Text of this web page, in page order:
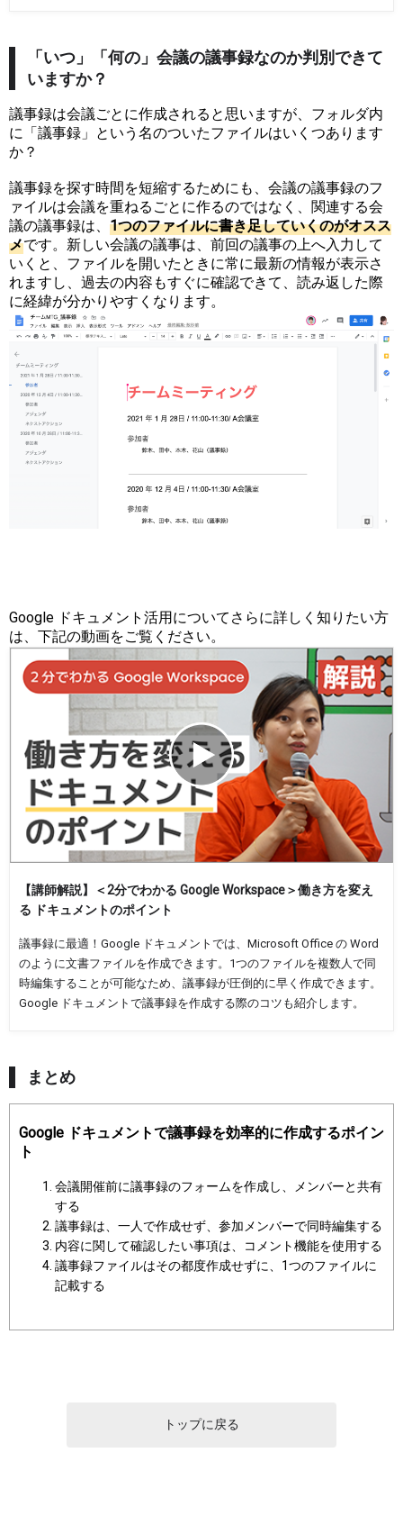
「いつ」「何の」会議の議事録なのか判別できて
いますか？
議事録は会議ごとに作成されると思いますが、フォルダ内
に「議事録」という名のついたファイルはいくつあります
か？
議事録を探す時間を短縮するためにも、会議の議事録のフ
ァイルは会議を重ねるごとに作るのではなく、関連する会
議の議事録は、 1つのファイルに書き足していくのがオスス
メです。新しい会議の議事は、前回の議事の上へ入力して
いくと、ファイルを開いたときに常に最新の情報が表示さ
れますし、過去の内容もすぐに確認できて、読み返した際
に経緯が分かりやすくなります。
Google ドキュメント活用についてさらに詳しく知りたい方
は、下記の動画をご覧ください。
【講師解説】＜2分でわかる Google Workspace＞働き方を変え
る ドキュメントのポイント
議事録に最適！Google ドキュメントでは、Microsoft Office の Word
のように文書ファイルを作成できます。1つのファイルを複数人で同
時編集することが可能なため、議事録が圧倒的に早く作成できます。
Google ドキュメントで議事録を作成する際のコツも紹介します。
まとめ
Google ドキュメントで議事録を効率的に作成するポイン
ト
会議開催前に議事録のフォームを作成し、メンバーと共有
する
議事録は、一人で作成せず、参加メンバーで同時編集する
内容に関して確認したい事項は、コメント機能を使用する
議事録ファイルはその都度作成せずに、1つのファイルに
記載する
トップに戻る